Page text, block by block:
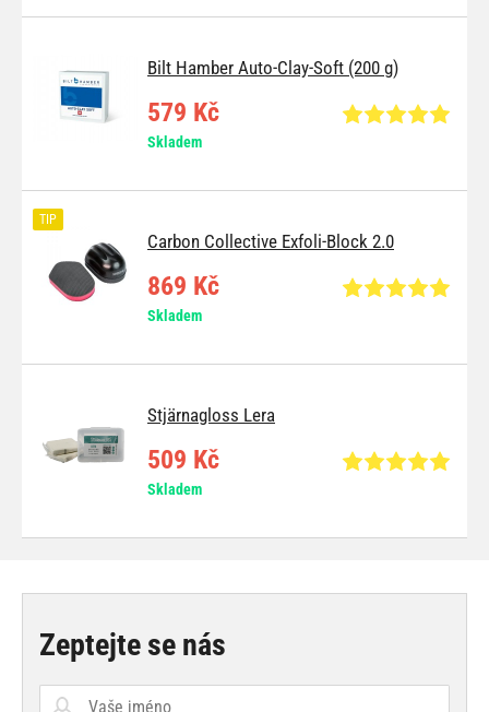
Bilt Hamber Auto-Clay-Soft (200 g)
579 Kč
Skladem
Carbon Collective Exfoli-Block 2.0
TIP
869 Kč
Skladem
Stjärnagloss Lera
509 Kč
Skladem
Zeptejte se nás